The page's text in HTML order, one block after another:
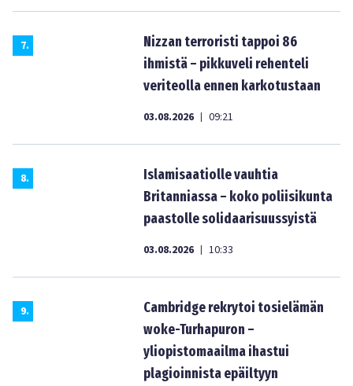
7.
Nizzan terroristi tappoi 86
ihmistä – pikkuveli rehenteli
veriteolla ennen karkotustaan
03.08.2026 | 09:21
8.
Islamisaatiolle vauhtia
Britanniassa – koko poliisikunta
paastolle solidaarisuussyistä
03.08.2026 | 10:33
9.
Cambridge rekrytoi tosielämän
woke-Turhapuron –
yliopistomaailma ihastui
plagioinnista epäiltyyn